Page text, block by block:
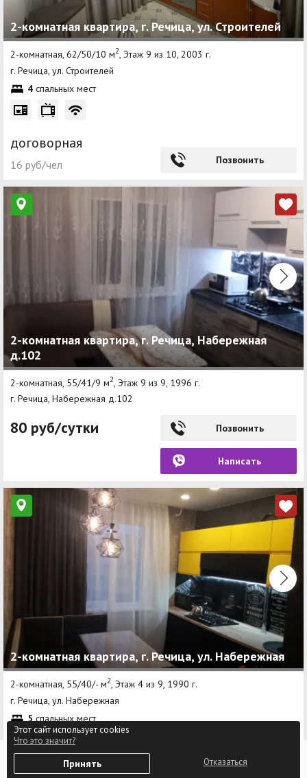
2-комнатная квартира, г. Речица, ул. Строителей
2-комнатная, 62/50/10 м2, Этаж 9 из 10, 2003 г.
г. Речица, ул. Строителей
4 спальных мест
договорная
16 руб/чел Позвонить
2-комнатная квартира, г. Речица, Набережная
д.102
2-комнатная, 55/41/9 м2 , Этаж 9 из 9, 1996 г.
г. Речица, Набережная д.102
80 руб/сутки Позвонить
Написать
2-комнатная квартира, г. Речица, ул. Набережная
2-комнатная, 55/40/- м2, Этаж 4 из 9, 1990 г.
г. Речица, ул. Набережная
5спальных мест
90 руб/сутки
Избранное Войти
Этот сайт использует cookies
Что это значит?
Принять Отказаться